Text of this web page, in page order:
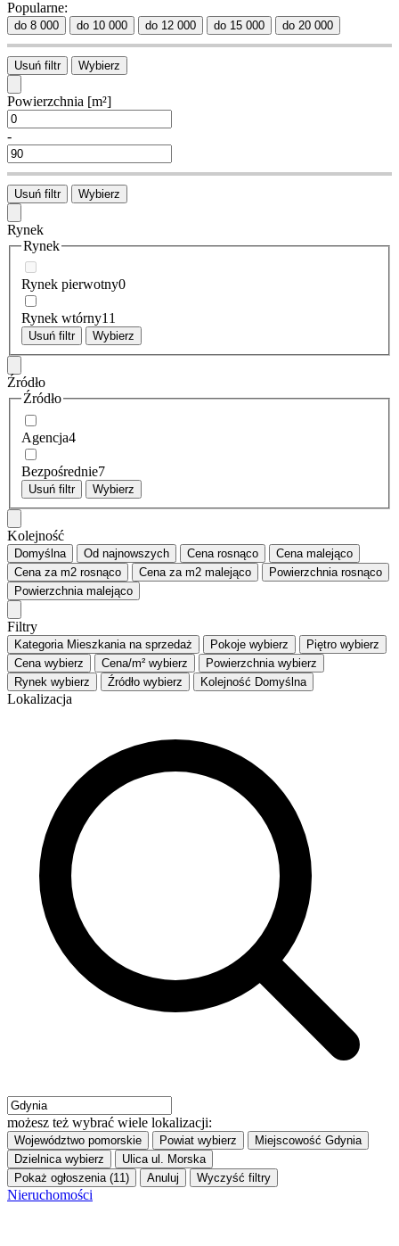
Popularne:
do 8 000 do 10 000 do 12 000 do 15 000 do 20 000
Usuń filtr Wybierz
Powierzchnia [m²]
-
Usuń filtr Wybierz
Rynek
Rynek
Rynek pierwotny0
Rynek wtórny11
Usuń filtr Wybierz
Źródło
Źródło
Agencja4
Bezpośrednie7
Usuń filtr Wybierz
Kolejność
Domyślna Od najnowszych Cena rosnąco Cena malejąco
Cena za m2 rosnąco Cena za m2 malejąco Powierzchnia rosnąco
Powierzchnia malejąco
Filtry
Kategoria Mieszkania na sprzedaż Pokoje wybierz Piętro wybierz
Cena wybierz Cena/m² wybierz Powierzchnia wybierz
Rynek wybierz Źródło wybierz Kolejność Domyślna
Lokalizacja
możesz też wybrać wiele lokalizacji:
Województwo pomorskie Powiat wybierz Miejscowość Gdynia
Dzielnica wybierz Ulica ul. Morska
Pokaż ogłoszenia (11)
Anuluj Wyczyść filtry
Nieruchomości